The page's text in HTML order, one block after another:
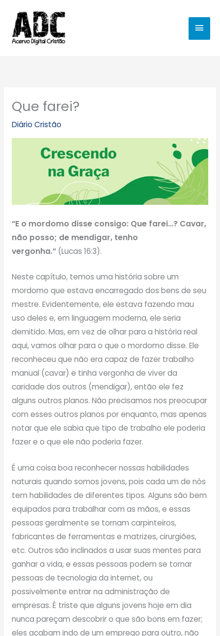
para
conteúdo
Que farei?
Diário Cristão
“E o mordomo disse consigo: Que farei…? Cavar,
não posso; de mendigar, tenho
vergonha.”(Lucas 16:3).
Neste capítulo, temos uma história sobre um
mordomo que estava encarregado dos bens de seu
mestre. Evidentemente, ele estava fazendo mau
uso deles e, em linguagem moderna, ele seria
demitido. Mas, em vez de olhar para a história real
aqui, vamos olhar para o que o mordomo disse. Ele
reconheceu que não era capaz de fazer trabalho
manual (cavar) e tinha vergonha de viver da
caridade dos outros (mendigar), então ele fez
alguns outros planos. Não precisamos nos preocupar
com esses outros planos por enquanto, mas apenas
notar que ele sabia que tipo de trabalho ele poderia
fazer e o que ele não poderia fazer.
É uma coisa boa reconhecer nossas habilidades
naturais quando somos jovens, pois cada um de nós
tem habilidades de diferentes tipos. Alguns são bem
equipados para trabalhar com as mãos, e essas
pessoas geralmente se tornam carpinteiros,
fabricantes de ferramentas e matrizes, cirurgiões,
etc. Outros são inclinados a usar suas mentes para
ganhar a vida, e essas pessoas podem se tornar
pessoas de tecnologia da internet, ou
possivelmente entrar na administração de
empresas. É triste que alguns jovens hoje em dia
nunca pareçam descobrir o que são bons em fazer;
eles acabam indo de um emprego para outro, não